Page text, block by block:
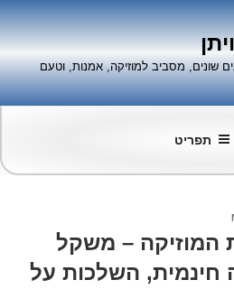
שונים, מסביב למוזיקה, אמנות, וטעם
תפריט
המוזיקה – משקל
חינמית, השלכות על